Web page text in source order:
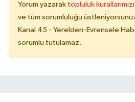
Yorum yazarak topluluk kurallarımızı
ve tüm sorumluluğu
Kanal 45 - Yerelden-Evrensele
sorumlu tutulamaz.